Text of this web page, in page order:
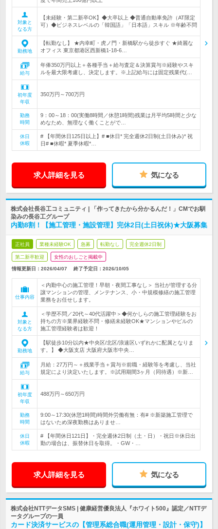
対象と
なる方
【未経験・第二新卒OK】◆大卒以上 ◆普通自動車免許（AT限定
可）◆ビジネスレベルの「韓国語」「日本語」スキル ※年齢不問
勤務地
【転勤なし】 ★内幸町・虎ノ門・新橋駅から徒歩すぐ ★綺麗な
オフィス 東京都港区西新橋1-18-6…
給与
年俸350万円以上＋各種手当＋給与査定＆決算賞与※経験やスキ
ルを最大限考慮し、決定します。※上記給与には固定残業代(…
初年度
年収
350万円～700万円
勤務
時間
9：00～18：00(実働8時間／休憩1時間)残業は月平均5時間と少な
めなため、無理なく働くことがで…
休日
休暇
# 【年間休日125日以上】# ■休日* 完全週休2日制(土日休み)* 祝
日# ■休暇* 夏季休暇*…
求人詳細を見る 気になる
株式会社長谷工コミュニティ | 「作ってきたから分かるんだ！」CMでお馴
染みの長谷工グループ
内勤8割！【施工管理・施設管理】完休2日(土日祝休)★大阪募集
正社員 業種未経験OK 急募 転勤なし 完全週休2日制
第二新卒歓迎 女性のおしごと掲載中
情報更新日：2026/04/07 終了予定日： 2026/10/05
仕事内容
＜内勤中心の施工管理！早朝・夜間工事なし＞ 当社が管理する分
譲マンションの管理、メンテナンス、小・中規模修繕の施工管理
業務をお任せします。
対象と
なる方
＜学歴不問／20代～40代活躍中＞◆何かしらの施工管理経験をお
持ちの方※業界経験不問・修繕未経験OK★マンションやビルの
施工管理経験者は歓迎！
勤務地
【駅徒歩10分以内★中央区/北区/浪速区いずれかに配属となりま
す。】 ◆大阪支店 大阪府大阪市中央…
給与
月給：27万円～＋残業手当＋賞与※前職・経験等を考慮し、当社
規定により決定いたします。※試用期間3ヶ月（同待遇）※新…
初年度
年収
488万円～650万円
勤務
時間
9:00～17:30(休憩1時間)時間外労働有無：有# ※新築施工管理で
はないため深夜勤務はありませ…
休日
休暇
# 【年間休日121日】・完全週休2日制（土・日）・祝日※休日出
勤の場合は、振替休日を取得。・GW・…
求人詳細を見る 気になる
株式会社NTTデータSMS | 健康経営優良法人『ホワイト500』認定／NTTデ
ータグループの一員
カード決済サービスの【管理系総合職(運用管理・設計・保守)】